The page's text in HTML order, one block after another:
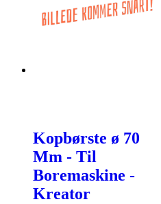
Kopbørste ø 70
Mm - Til
Boremaskine -
Kreator